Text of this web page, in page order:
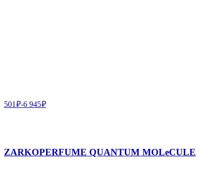
501 ₽-6 945₽
ZARKOPERFUME QUANTUM MOLeCULE